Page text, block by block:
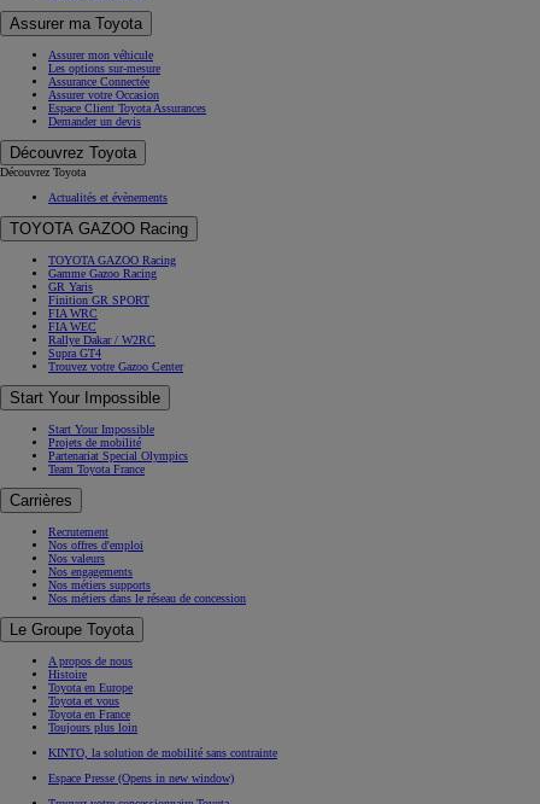
Assurer ma Toyota
Assurer mon véhicule
Les options sur-mesure
Assurance Connectée
Assurer votre Occasion
Espace Client Toyota Assurances
Demander un devis
Découvrez Toyota
Découvrez Toyota
Actualités et évènements
TOYOTA GAZOO Racing
TOYOTA GAZOO Racing
Gamme Gazoo Racing
GR Yaris
Finition GR SPORT
FIA WRC
FIA WEC
Rallye Dakar / W2RC
Supra GT4
Trouvez votre Gazoo Center
Start Your Impossible
Start Your Impossible
Projets de mobilité
Partenariat Special Olympics
Team Toyota France
Carrières
Recrutement
Nos offres d'emploi
Nos valeurs
Nos engagements
Nos métiers supports
Nos métiers dans le réseau de concession
Le Groupe Toyota
A propos de nous
Histoire
Toyota en Europe
Toyota et vous
Toyota en France
Toujours plus loin
KINTO, la solution de mobilité sans contrainte
Espace Presse (Opens in new window)